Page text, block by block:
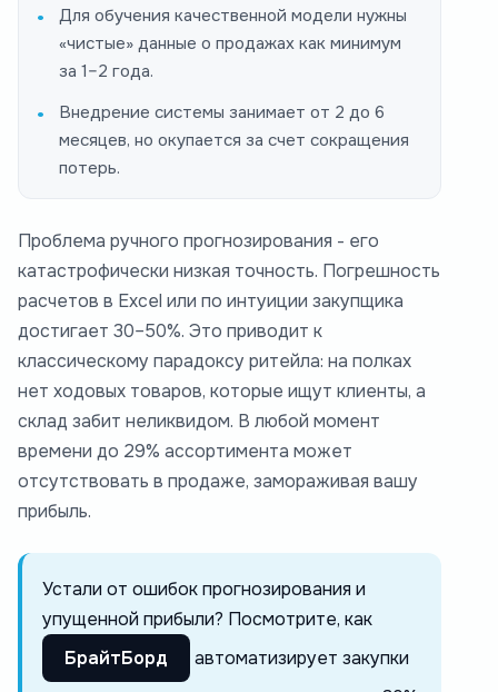
Для обучения качественной модели нужны
«чистые» данные о продажах как минимум
за 1–2 года.
Внедрение системы занимает от 2 до 6
месяцев, но окупается за счет сокращения
потерь.
Проблема ручного прогнозирования - его
катастрофически низкая точность. Погрешность
расчетов в Excel или по интуиции закупщика
достигает 30–50%. Это приводит к
классическому парадоксу ритейла: на полках
нет ходовых товаров, которые ищут клиенты, а
склад забит неликвидом. В любой момент
времени до 29% ассортимента может
отсутствовать в продаже, замораживая вашу
прибыль.
Устали от ошибок прогнозирования и
упущенной прибыли? Посмотрите, как
БрайтБорд
автоматизирует закупки